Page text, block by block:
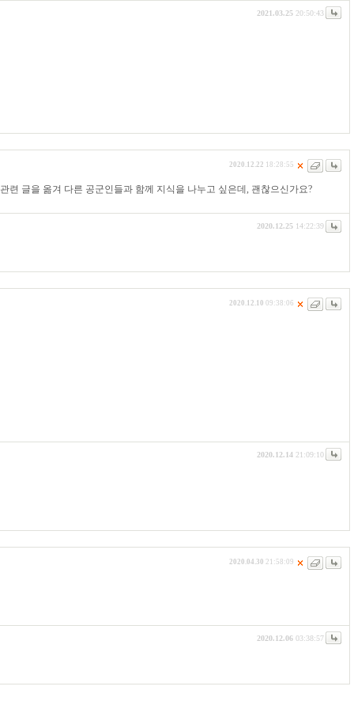
2021.03.25 20:50:43
2020.12.22 18:28:55
련 글을 옮겨 다른 공군인들과 함께 지식을 나누고 싶은데, 괜찮으신가요?
2020.12.25 14:22:39
2020.12.10 09:38:06
2020.12.14 21:09:10
2020.04.30 21:58:09
2020.12.06 03:38:57